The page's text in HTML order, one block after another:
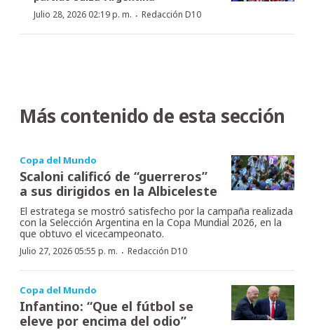
Julio 28, 2026 02:19 p. m. · Redacción D10
Más contenido de esta sección
Copa del Mundo
Scaloni calificó de “guerreros”
a sus dirigidos en la Albiceleste
El estratega se mostró satisfecho por la campaña realizada
con la Selección Argentina en la Copa Mundial 2026, en la
que obtuvo el vicecampeonato.
Julio 27, 2026 05:55 p. m. · Redacción D10
Copa del Mundo
Infantino: “Que el fútbol se
eleve por encima del odio”